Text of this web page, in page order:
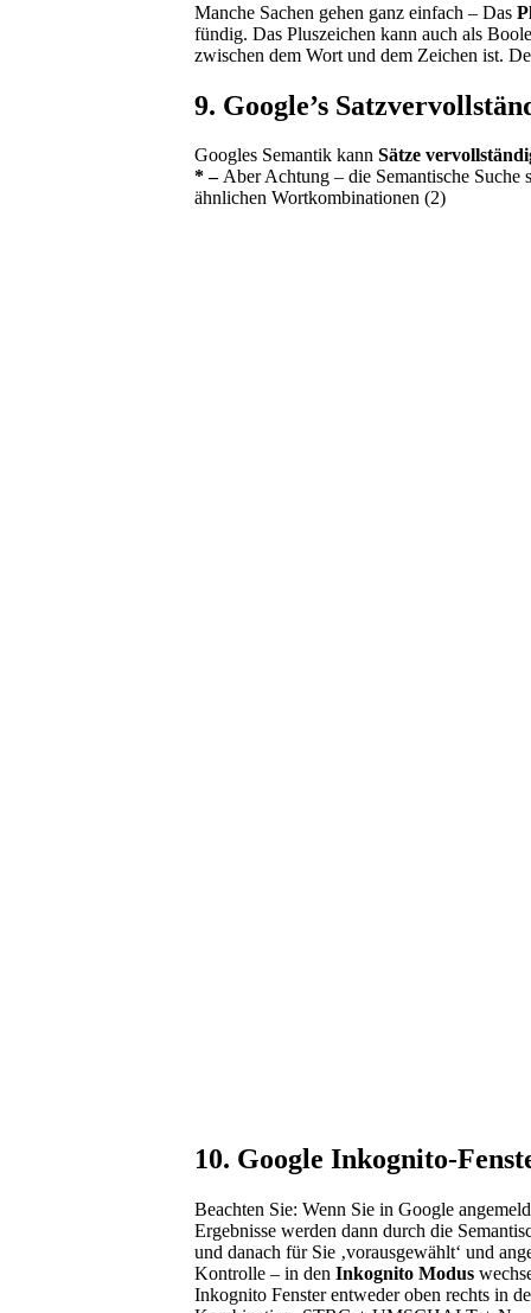
Manche Sachen gehen ganz einfach – Das
fündig. Das Pluszeichen kann auch als
zwischen dem Wort und dem Zeichen ist.
9. Google’s
Googles Semantik kann Sätze
* –Aber Achtung – die Semantische
ähnlichen Wortkombinationen (2)
10. Google Inkognito-
Beachten Sie: Wenn Sie in Google
Ergebnisse werden dann durch die
und danach für Sie ‚vorausgewählt‘ und
Kontrolle – in den Inkognito Modus
Inkognito Fenster entweder oben rechts in